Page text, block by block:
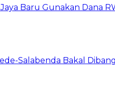
Baru Gunakan Dana
Salabenda Bakal